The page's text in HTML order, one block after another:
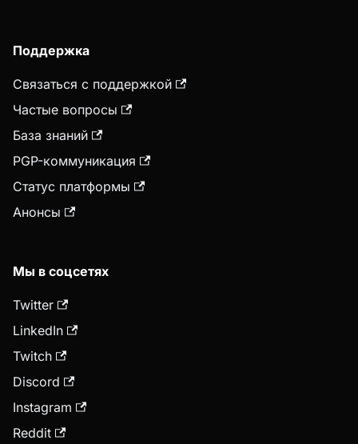
Поддержка
Связаться с поддержкой
Частые вопросы
База знаний
PGP-коммуникация
Статус платформы
Анонсы
Мы в соцсетях
Twitter
LinkedIn
Twitch
Discord
Instagram
Reddit